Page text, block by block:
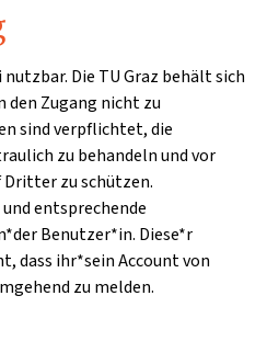
Die TU Graz behält sich
den Zugang nicht zu
sind verpflichtet, die
zu behandeln und vor
zu schützen.
entsprechende
Benutzer*in. Diese*r
dass ihr*sein Account von
zu melden.